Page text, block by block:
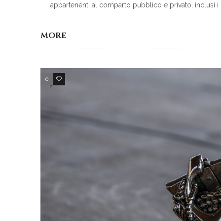
appartenenti al comparto pubblico e privato, inclusi i
MORE
0 3